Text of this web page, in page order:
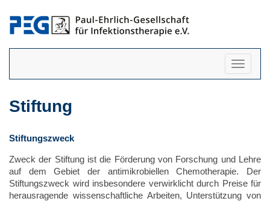
anzeigen
Stiftung
Stiftungszweck
Zweck der Stiftung ist die Förderung von Forschung und Lehre
auf dem Gebiet der antimikrobiellen Chemotherapie. Der
Stiftungszweck wird insbesondere verwirklicht durch Preise für
herausragende wissenschaftliche Arbeiten, Unterstützung von